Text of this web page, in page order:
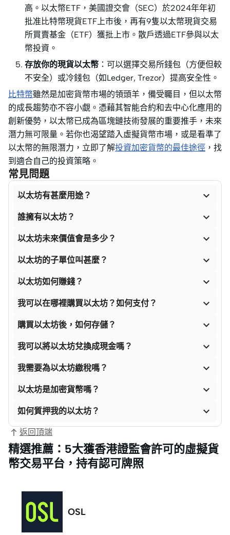
高。以太幣ETF，美國證交會（SEC）於2024年年初
批准比特幣現貨ETF上市後，再有9隻以太幣現貨交易
所買賣基金（ETF）獲批上市。散戶透過ETF參與以太
幣投資。
存放你的現貨以太幣 ：可以選擇交易所錢包（方便但較
不安全）或冷錢包（如Ledger, Trezor）提高安全性。
比特幣雖然是加密貨幣市場的領頭羊，備受矚目，但以太幣
的成長趨勢亦不容小覷。憑藉其智能合約和去中心化應用的
創新優勢，以太幣已成為區塊鏈技術發展的重要推手，未來
潛力無可限量。若你也渴望踏入虛擬貨幣市場，或是看準了
以太幣的無限潛力，立即了解投資加密貨幣的最佳途徑 ，找
到適合自己的投資策略。
常見問題
以太坊有甚麼用途？ 
誰擁有以太坊？ 
以太坊未來價值會是多少？ 
以太坊的子單位叫甚麼？ 
以太坊如何賺錢？ 
我可以在哪裡購買以太坊？如何支付？ 
購買以太坊後，如何存儲？ 
我可以將以太坊兌換成現金嗎？ 
我需要為以太坊繳稅嗎？ 
以太坊是加密貨幣嗎？ 
如何質押我的以太坊？ 
返回頂端
精選推薦：5大獲香港證監會許可的虛擬貨
幣交易平台，持有認可牌照
OSL